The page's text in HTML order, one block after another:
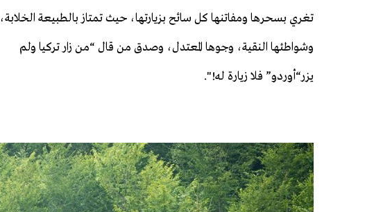
تغري بسحرها ومفاتنها كل سائح بزيارتها، حيث تمتاز بالطبيعة الخلابة،
وشواطئها النقية، وجوها المعتدل، وصدق من قال “من زار تركيا ولم
يزر“أوردو” فلا زيارة له!".